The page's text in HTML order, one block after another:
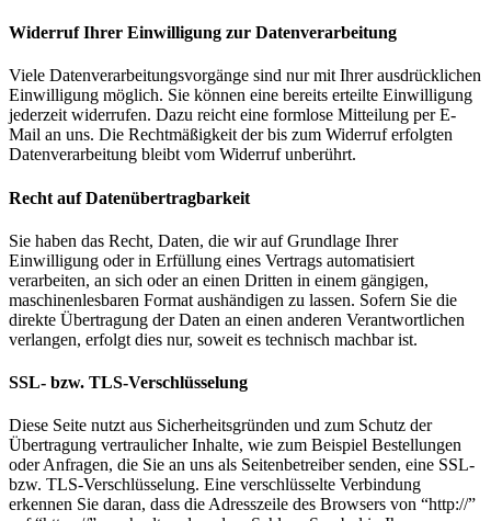
Widerruf Ihrer Einwilligung zur Datenverarbeitung
Viele Datenverarbeitungsvorgänge sind nur mit Ihrer ausdrücklichen
Einwilligung möglich. Sie können eine bereits erteilte Einwilligung
jederzeit widerrufen. Dazu reicht eine formlose Mitteilung per E-
Mail an uns. Die Rechtmäßigkeit der bis zum Widerruf erfolgten
Datenverarbeitung bleibt vom Widerruf unberührt.
Recht auf Datenübertragbarkeit
Sie haben das Recht, Daten, die wir auf Grundlage Ihrer
Einwilligung oder in Erfüllung eines Vertrags automatisiert
verarbeiten, an sich oder an einen Dritten in einem gängigen,
maschinenlesbaren Format aushändigen zu lassen. Sofern Sie die
direkte Übertragung der Daten an einen anderen Verantwortlichen
verlangen, erfolgt dies nur, soweit es technisch machbar ist.
SSL- bzw. TLS-Verschlüsselung
Diese Seite nutzt aus Sicherheitsgründen und zum Schutz der
Übertragung vertraulicher Inhalte, wie zum Beispiel Bestellungen
oder Anfragen, die Sie an uns als Seitenbetreiber senden, eine SSL-
bzw. TLS-Verschlüsselung. Eine verschlüsselte Verbindung
erkennen Sie daran, dass die Adresszeile des Browsers von “http://”